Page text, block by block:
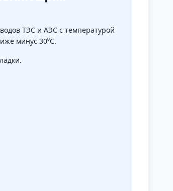
ТЭС и АЭС с температурой
минус 30⁰С.